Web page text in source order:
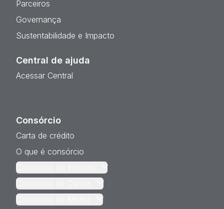
Parceiros
Governança
Sustentabilidade e Impacto
Central de ajuda
Acessar Central
Consórcio
Carta de crédito
O que é consórcio